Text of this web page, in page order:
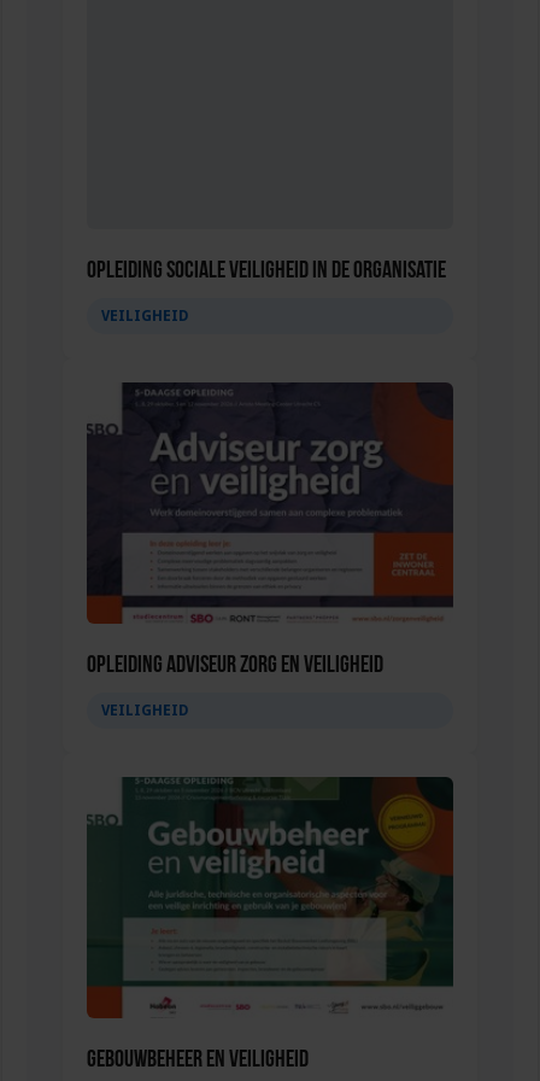
Opleiding Sociale Veiligheid in de Organisatie
VEILIGHEID
Opleiding Adviseur zorg en veiligheid
VEILIGHEID
Gebouwbeheer en veiligheid